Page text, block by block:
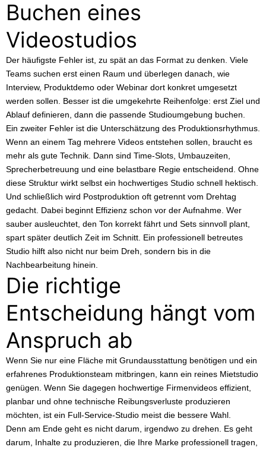
Buchen eines
Videostudios
Der häufigste Fehler ist, zu spät an das Format zu denken. Viele
Teams suchen erst einen Raum und überlegen danach, wie
Interview, Produktdemo oder Webinar dort konkret umgesetzt
werden sollen. Besser ist die umgekehrte Reihenfolge: erst Ziel und
Ablauf definieren, dann die passende Studioumgebung buchen.
Ein zweiter Fehler ist die Unterschätzung des Produktionsrhythmus.
Wenn an einem Tag mehrere Videos entstehen sollen, braucht es
mehr als gute Technik. Dann sind Time-Slots, Umbauzeiten,
Sprecherbetreuung und eine belastbare Regie entscheidend. Ohne
diese Struktur wirkt selbst ein hochwertiges Studio schnell hektisch.
Und schließlich wird Postproduktion oft getrennt vom Drehtag
gedacht. Dabei beginnt Effizienz schon vor der Aufnahme. Wer
sauber ausleuchtet, den Ton korrekt fährt und Sets sinnvoll plant,
spart später deutlich Zeit im Schnitt. Ein professionell betreutes
Studio hilft also nicht nur beim Dreh, sondern bis in die
Nachbearbeitung hinein.
Die richtige
Entscheidung hängt vom
Anspruch ab
Wenn Sie nur eine Fläche mit Grundausstattung benötigen und ein
erfahrenes Produktionsteam mitbringen, kann ein reines Mietstudio
genügen. Wenn Sie dagegen hochwertige Firmenvideos effizient,
planbar und ohne technische Reibungsverluste produzieren
möchten, ist ein Full-Service-Studio meist die bessere Wahl.
Denn am Ende geht es nicht darum, irgendwo zu drehen. Es geht
darum, Inhalte zu produzieren, die Ihre Marke professionell tragen,